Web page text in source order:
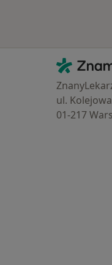
ZnamyLekar -
ul.
01-217